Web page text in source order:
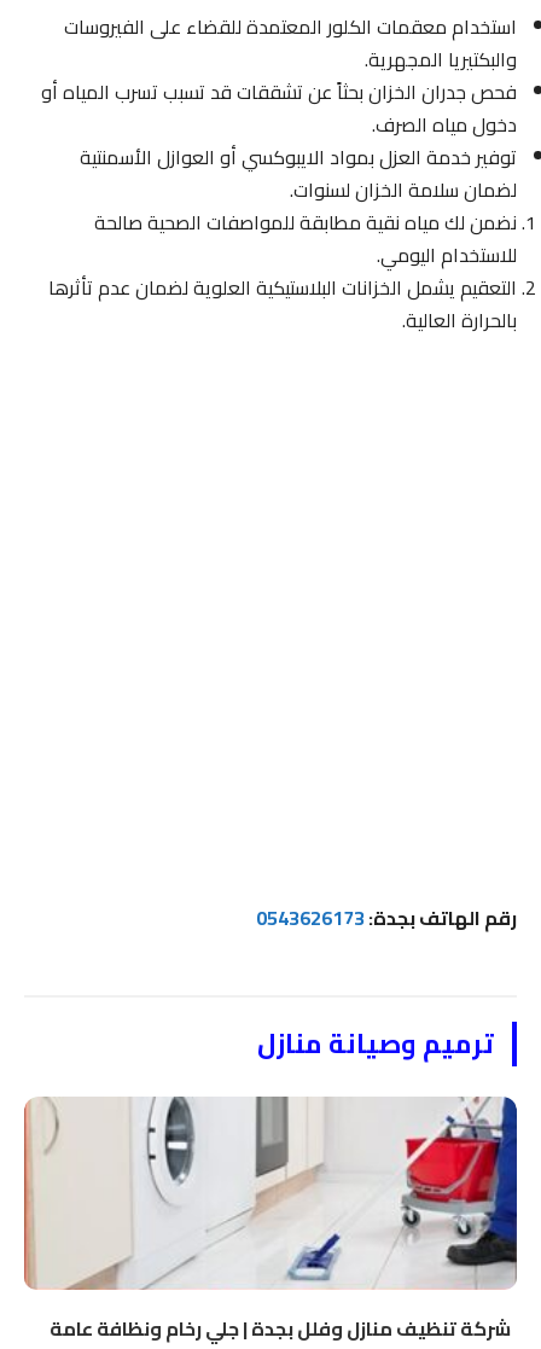
استخدام معقمات الكلور المعتمدة للقضاء على الفيروسات
والبكتيريا المجهرية.
فحص جدران الخزان بحثاً عن تشققات قد تسبب تسرب المياه أو
دخول مياه الصرف.
توفير خدمة العزل بمواد الايبوكسي أو العوازل الأسمنتية
لضمان سلامة الخزان لسنوات.
نضمن لك مياه نقية مطابقة للمواصفات الصحية صالحة
للاستخدام اليومي.
التعقيم يشمل الخزانات البلاستيكية العلوية لضمان عدم تأثرها
بالحرارة العالية.
رقم الهاتف بجدة:0543626173
ترميم وصيانة منازل
شركة تنظيف منازل وفلل بجدة | جلي رخام ونظافة عامة